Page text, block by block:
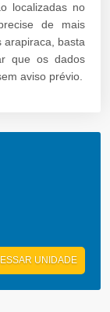
localizadas no
de mais
arapiraca, basta
que os dados
aviso prévio.
UNIDADE